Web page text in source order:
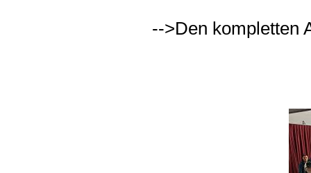
-->Den kompletten